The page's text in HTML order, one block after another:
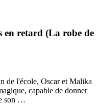
retard (La robe de
de l'école, Oscar et Malika
capable de donner
son …